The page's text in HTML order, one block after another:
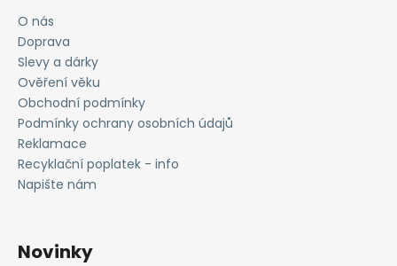
O nás
Doprava
Slevy a dárky
Ověření věku
Obchodní podmínky
Podmínky ochrany osobních údajů
Reklamace
Recyklační poplatek - info
Napište nám
Novinky